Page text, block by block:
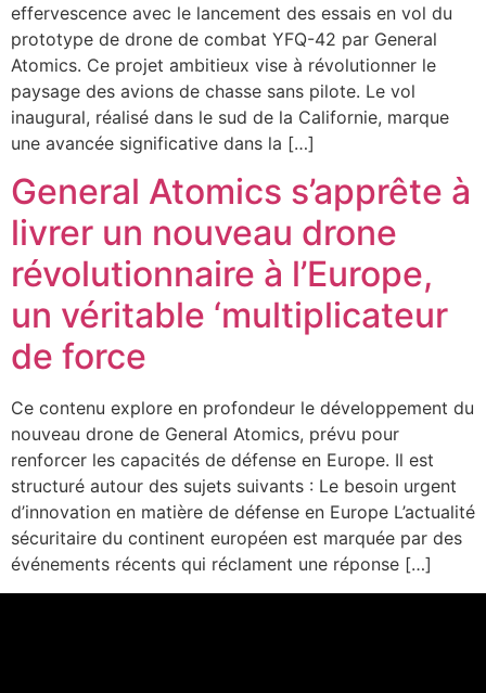
effervescence avec le lancement des essais en vol du
prototype de drone de combat YFQ-42 par General
Atomics. Ce projet ambitieux vise à révolutionner le
paysage des avions de chasse sans pilote. Le vol
inaugural, réalisé dans le sud de la Californie, marque
une avancée significative dans la […]
General Atomics s’apprête à
livrer un nouveau drone
révolutionnaire à l’Europe,
un véritable ‘multiplicateur
de force
Ce contenu explore en profondeur le développement du
nouveau drone de General Atomics, prévu pour
renforcer les capacités de défense en Europe. Il est
structuré autour des sujets suivants : Le besoin urgent
d’innovation en matière de défense en Europe L’actualité
sécuritaire du continent européen est marquée par des
événements récents qui réclament une réponse […]